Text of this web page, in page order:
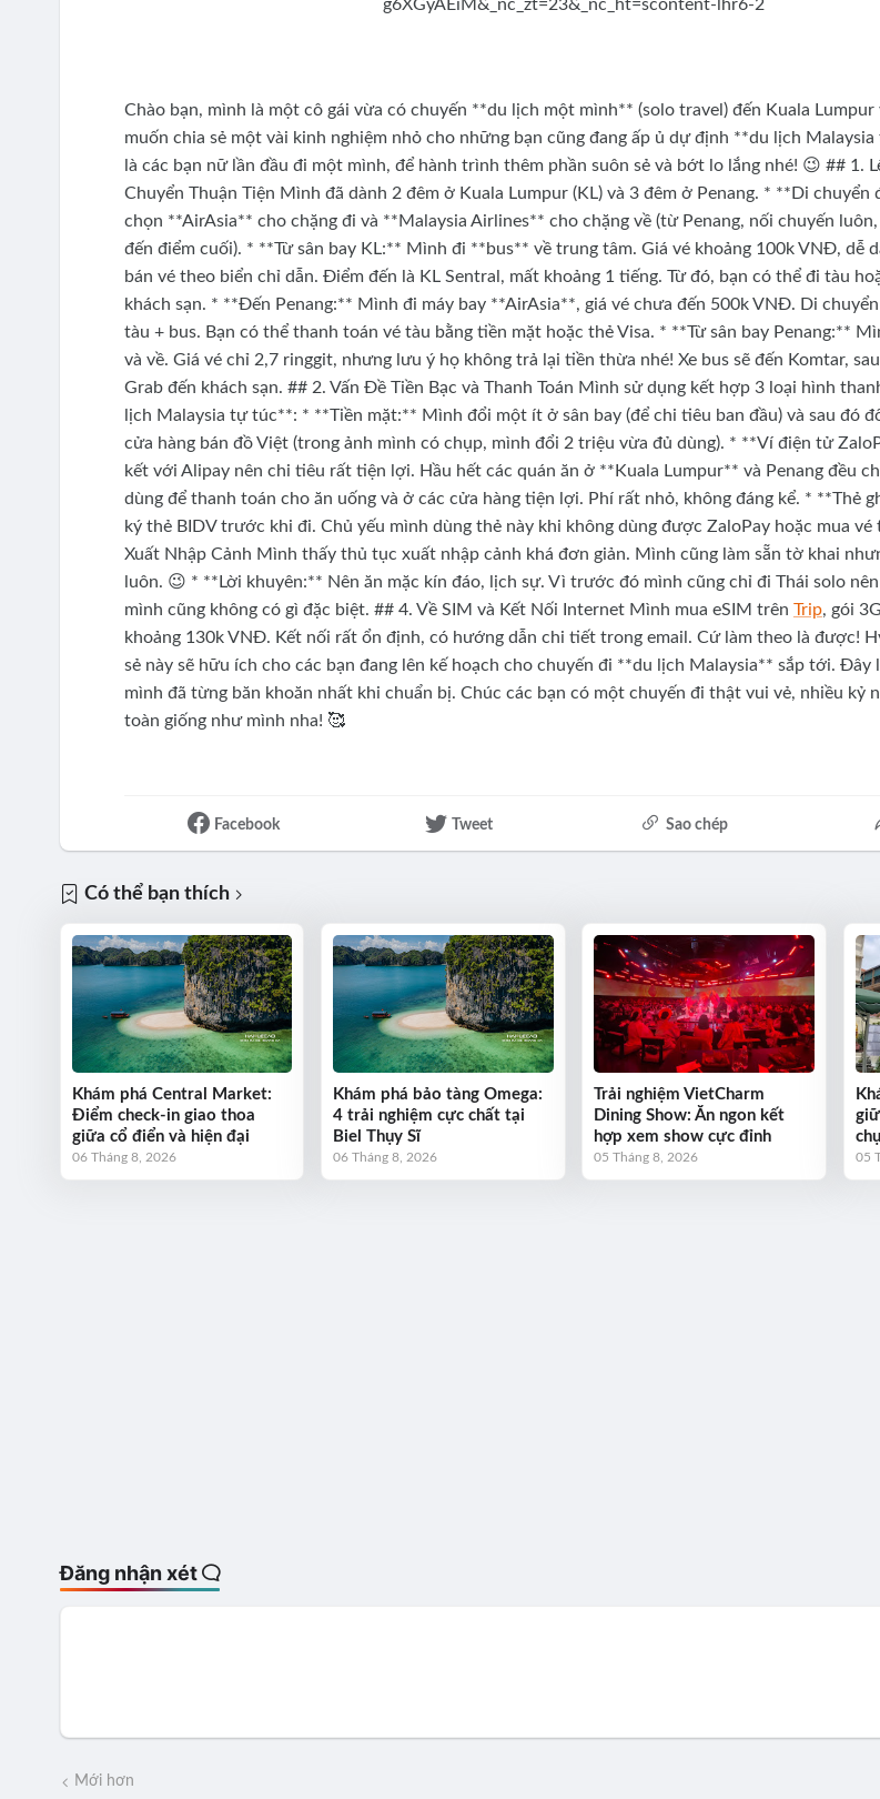
Chào bạn, mình là một cô gái vừa có chuyến **du lịch một mình** (solo travel) đến Kuala Lumpur
muốn chia sẻ một vài kinh nghiệm nhỏ cho những bạn cũng đang ấp ủ dự định **du lịch
là các bạn nữ lần đầu đi một mình, để hành trình thêm phần suôn sẻ và bớt lo lắng nhé! 😉 ## 1.
Chuyển Thuận Tiện Mình đã dành 2 đêm ở Kuala Lumpur (KL) và 3 đêm ở Penang. * **Di chuyển
chọn **AirAsia** cho chặng đi và **Malaysia Airlines** cho chặng về (từ Penang, nối chuyến
đến điểm cuối). * **Từ sân bay KL:** Mình đi **bus** về trung tâm. Giá vé khoảng 100k VNĐ, dễ
bán vé theo biển chỉ dẫn. Điểm đến là KL Sentral, mất khoảng 1 tiếng. Từ đó, bạn có thể đi tàu
khách sạn. * **Đến Penang:** Mình đi máy bay **AirAsia**, giá vé chưa đến 500k VNĐ. Di chuyển
tàu + bus. Bạn có thể thanh toán vé tàu bằng tiền mặt hoặc thẻ Visa. * **Từ sân bay Penang:**
và về. Giá vé chỉ 2,7 ringgit, nhưng lưu ý họ không trả lại tiền thừa nhé! Xe bus sẽ đến Komtar,
Grab đến khách sạn. ## 2. Vấn Đề Tiền Bạc và Thanh Toán Mình sử dụng kết hợp 3 loại hình
lịch Malaysia tự túc**: * **Tiền mặt:** Mình đổi một ít ở sân bay (để chi tiêu ban đầu) và sau đó
cửa hàng bán đồ Việt (trong ảnh mình có chụp, mình đổi 2 triệu vừa đủ dùng). * **Ví điện tử
kết với Alipay nên chi tiêu rất tiện lợi. Hầu hết các quán ăn ở **Kuala Lumpur** và Penang đều
dùng để thanh toán cho ăn uống và ở các cửa hàng tiện lợi. Phí rất nhỏ, không đáng kể. * **Thẻ
ký thẻ BIDV trước khi đi. Chủ yếu mình dùng thẻ này khi không dùng được ZaloPay hoặc mua vé
Xuất Nhập Cảnh Mình thấy thủ tục xuất nhập cảnh khá đơn giản. Mình cũng làm sẵn tờ khai
luôn. 😉 * **Lời khuyên:** Nên ăn mặc kín đáo, lịch sự. Vì trước đó mình cũng chỉ đi Thái solo
mình cũng không có gì đặc biệt. ## 4. Về SIM và Kết Nối Internet Mình mua eSIM trên Trip, gói
khoảng 130k VNĐ. Kết nối rất ổn định, có hướng dẫn chi tiết trong email. Cứ làm theo là được!
sẻ này sẽ hữu ích cho các bạn đang lên kế hoạch cho chuyến đi **du lịch Malaysia** sắp tới. Đây
mình đã từng băn khoăn nhất khi chuẩn bị. Chúc các bạn có một chuyến đi thật vui vẻ, nhiều kỷ
toàn giống như mình nha! 🥰
Facebook Tweet Sao chép
Có thể bạn thích
Khám phá Central Market:
Điểm check-in giao thoa
giữa cổ điển và hiện đại
06 Tháng 8, 2026
Khám phá bảo tàng Omega:
4 trải nghiệm cực chất tại
Biel Thụy Sĩ
06 Tháng 8, 2026
Trải nghiệm VietCharm
Dining Show: Ăn ngon kết
hợp xem show cực đỉnh
05 Tháng 8, 2026 05
Đăng nhận xét
Mới hơn